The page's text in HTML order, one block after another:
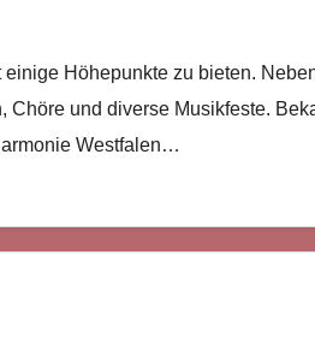
Höhepunkte zu bieten.
und diverse Musikfeste.
Westfalen…